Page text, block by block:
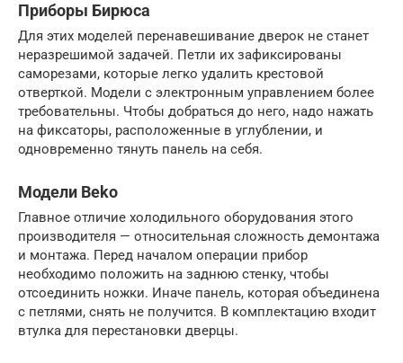
Приборы Бирюса
Для этих моделей перенавешивание дверок не станет
неразрешимой задачей. Петли их зафиксированы
саморезами, которые легко удалить крестовой
отверткой. Модели с электронным управлением более
требовательны. Чтобы добраться до него, надо нажать
на фиксаторы, расположенные в углублении, и
одновременно тянуть панель на себя.
Модели Beko
Главное отличие холодильного оборудования этого
производителя — относительная сложность демонтажа
и монтажа. Перед началом операции прибор
необходимо положить на заднюю стенку, чтобы
отсоединить ножки. Иначе панель, которая объединена
с петлями, снять не получится. В комплектацию входит
втулка для перестановки дверцы.